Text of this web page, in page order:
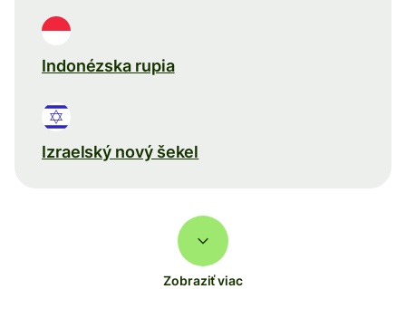
Indonézska rupia
Izraelský nový šekel
Zobraziť viac